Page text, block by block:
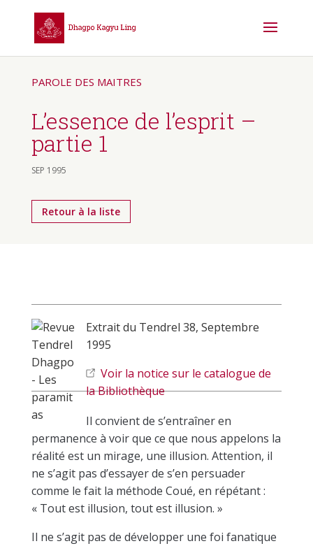
PAROLE DES MAITRES
L’essence de l’esprit –
partie 1
SEP 1995
Retour à la liste
Extrait du Tendrel 38, Septembre
1995
Voir la notice sur le catalogue de
la Bibliothèque
Il convient de s’entraîner en
permanence à voir que ce que nous appelons la
réalité est un mirage, une illusion. Attention, il
ne s’agit pas d’essayer de s’en persuader
comme le fait la méthode Coué, en répétant :
« Tout est illusion, tout est illusion. »
Il ne s’agit pas de développer une foi fanatique